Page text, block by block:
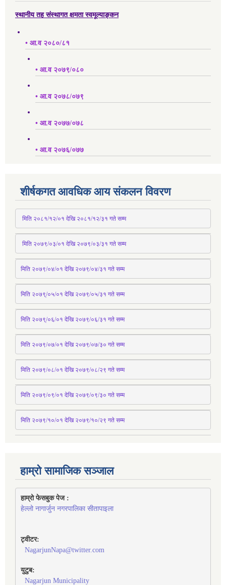
स्थानीय तह संस्थागत क्षमता स्वमूल्याङ्कन
• आ.व २०८०/८१
• आ.व २०७९/०८०
• आ.व २०७८/०७९
• आ.व २०७७/०७८
• आ.व २०७६/०७७
शीर्षकगत आवधिक आय संकलन विवरण
मिति २०८१/१२/०१ देखि २०८१/१२/३१ गते सम्म
मिति २०७९/०३/०१ देखि २०७९/०३/३१ गते सम्म
मिति २०७९/०४/०१ देखि २०७९/०४/३१ गते सम्म
मिति २०७९्/०५/०१ देखि २०७९/०५/३१ गते सम्म
मिति २०७९्/०६/०१ देखि २०७९/०६/३१ गते सम्म
मिति २०७९/०७/०१ देखि २०७९/०७/३० गते सम्म
मिति २०७९/०८/०१ देखि २०७९/०८/२९ गते सम्म
मिति २०७९/०९/०१ देखि २०७९/०९/३० गते सम्म
मिति २०७९/१०/०१ देखि २०७९/१०/२९ गते सम्म
हाम्रो सामाजिक सञ्जाल
हाम्रो फेसबुक पेज :
हेल्लो नागार्जुन नगरपालिका सीतापाइला
ट्वीटर:
NagarjunNapa@twitter.com
युटुब:
Nagarjun Municipality